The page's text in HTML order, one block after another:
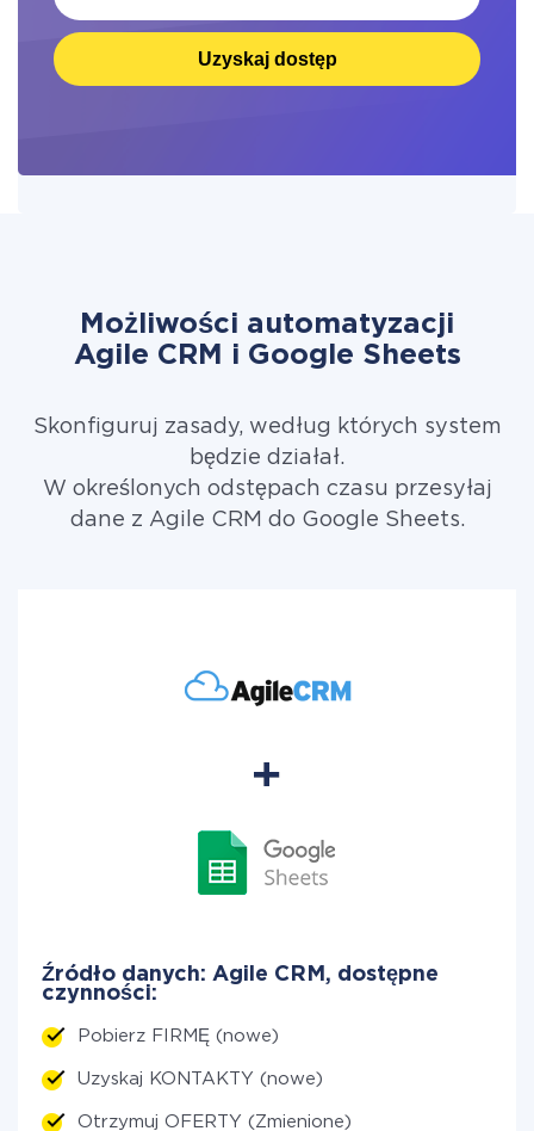
Uzyskaj dostęp
Możliwości automatyzacji
Agile CRM i Google Sheets
Skonfiguruj zasady, według których system
będzie działał.
W określonych odstępach czasu przesyłaj
dane z Agile CRM do Google Sheets.
Źródło danych: Agile CRM, dostępne
czynności:
Pobierz FIRMĘ (nowe)
Uzyskaj KONTAKTY (nowe)
Otrzymuj OFERTY (Zmienione)